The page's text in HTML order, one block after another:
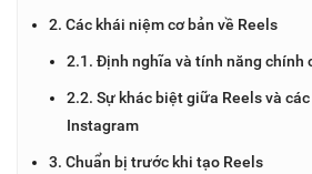
2. Các khái niệm cơ bản về Reels
2.1. Định nghĩa và tính năng chính
2.2. Sự khác biệt giữa Reels và
Instagram
3. Chuẩn bị trước khi tạo Reels